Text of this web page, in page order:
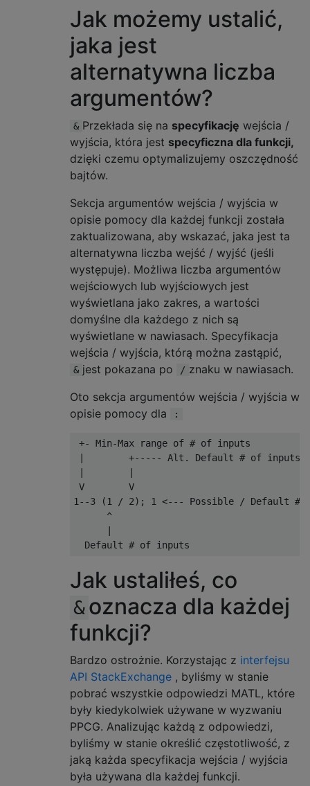
Jak możemy ustalić,
jaka jest
alternatywna liczba
argumentów?
& Przekłada się na specyfikację wejścia /
wyjścia, która jest specyficzna dla funkcji,
dzięki czemu optymalizujemy oszczędność
bajtów.
Sekcja argumentów wejścia / wyjścia w
opisie pomocy dla każdej funkcji została
zaktualizowana, aby wskazać, jaka jest ta
alternatywna liczba wejść / wyjść (jeśli
występuje). Możliwa liczba argumentów
wejściowych lub wyjściowych jest
wyświetlana jako zakres, a wartości
domyślne dla każdego z nich są
wyświetlane w nawiasach. Specyfikacja
wejścia / wyjścia, którą można zastąpić,
& jest pokazana po / znaku w nawiasach.
Oto sekcja argumentów wejścia / wyjścia w
opisie pomocy dla
:
+- Min-Max range of # of inputs
|        +----- Alt. Default # of inputs
V        V
1--3 (1 / 2); 1 <--- Possible / Default #
      ^
Jak ustaliłeś, co
&oznacza dla każdej
funkcji?
Bardzo ostrożnie. Korzystając z interfejsu
API StackExchange , byliśmy w stanie
pobrać wszystkie odpowiedzi MATL, które
były kiedykolwiek używane w wyzwaniu
PPCG. Analizując każdą z odpowiedzi,
byliśmy w stanie określić częstotliwość, z
jaką każda specyfikacja wejścia / wyjścia
była używana dla każdej funkcji.